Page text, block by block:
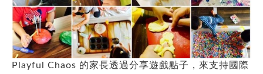
Playful Chaos 的家長透過分享遊戲點子，來支持國際